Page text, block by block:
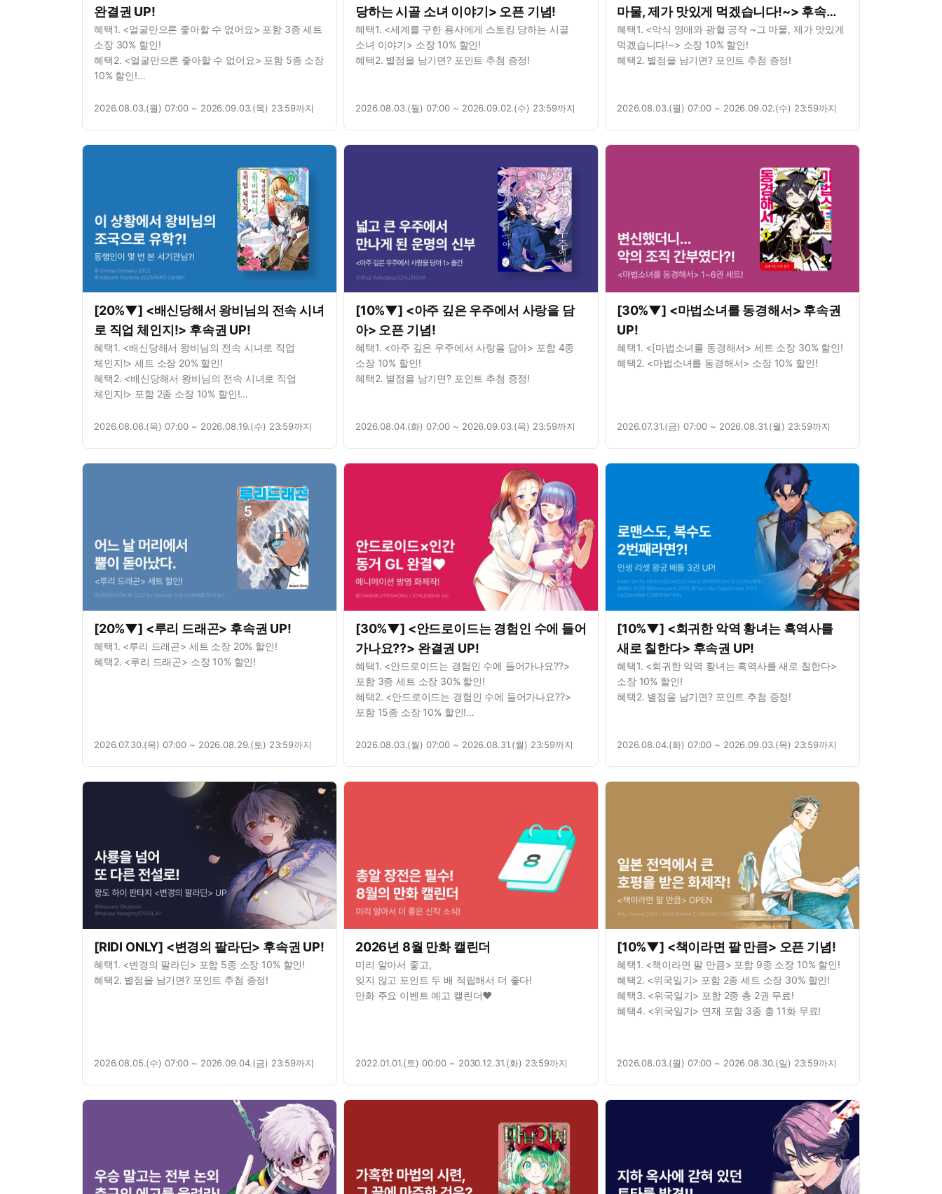
완결권 UP!
혜택1. <얼굴만으론 좋아할 수 없어요> 포함 3종 세트
소장 30% 할인!
혜택2. <얼굴만으론 좋아할 수 없어요> 포함 5종 소장
10% 할인!
혜택4. <얼굴만으론 좋아할 수 없어요> 연재 포함 3종
2026.08.03.(월) 07:00 ~ 2026.09.03.(목) 23:59까지
당하는 시골 소녀 이야기> 오픈 기념!
혜택1. <세계를 구한 용사에게 스토킹 당하는 시골
소녀 이야기> 소장 10% 할인!
혜택2. 별점을 남기면? 포인트 추첨 증정!
2026.08.03.(월) 07:00 ~ 2026.09.02.(수) 23:59까지
마물, 제가 맛있게 먹겠습니다!~> 후속권
UP!
혜택1. <악식 영애와 광혈 공작 ~그 마물, 제가 맛있게
먹겠습니다!~> 소장 10% 할인!
혜택2. 별점을 남기면? 포인트 추첨 증정!
2026.08.03.(월) 07:00 ~ 2026.09.02.(수) 23:59까지
[20%▼] <배신당해서 왕비님의 전속 시녀
로 직업 체인지!> 후속권 UP!
혜택1. <배신당해서 왕비님의 전속 시녀로 직업
체인지!> 세트 소장 20% 할인!
혜택2. <배신당해서 왕비님의 전속 시녀로 직업
체인지!> 포함 2종 소장 10% 할인!
체인지!> 포함 2종 대여 10% 할인!
2026.08.06.(목) 07:00 ~ 2026.08.19.(수) 23:59까지
[10%▼] <아주 깊은 우주에서 사랑을 담
아> 오픈 기념!
혜택1. <아주 깊은 우주에서 사랑을 담아> 포함 4종
소장 10% 할인!
혜택2. 별점을 남기면? 포인트 추첨 증정!
2026.08.04.(화) 07:00 ~ 2026.09.03.(목) 23:59까지
[30%▼] <마법소녀를 동경해서> 후속권
UP!
혜택1. <[마법소녀를 동경해서> 세트 소장 30% 할인!
혜택2. <마법소녀를 동경해서> 소장 10% 할인!
2026.07.31.(금) 07:00 ~ 2026.08.31.(월) 23:59까지
[20%▼] <루리 드래곤> 후속권 UP!
혜택1. <루리 드래곤> 세트 소장 20% 할인!
혜택2. <루리 드래곤> 소장 10% 할인!
2026.07.30.(목) 07:00 ~ 2026.08.29.(토) 23:59까지
[30%▼] <안드로이드는 경험인 수에 들어
가나요??> 완결권 UP!
혜택1. <안드로이드는 경험인 수에 들어가나요??>
포함 3종 세트 소장 30% 할인!
혜택2. <안드로이드는 경험인 수에 들어가나요??>
포함 15종 소장 10% 할인!
2026.08.03.(월) 07:00 ~ 2026.08.31.(월) 23:59까지
[10%▼] <회귀한 악역 황녀는 흑역사를
새로 칠한다> 후속권 UP!
혜택1. <회귀한 악역 황녀는 흑역사를 새로 칠한다>
소장 10% 할인!
혜택2. 별점을 남기면? 포인트 추첨 증정!
2026.08.04.(화) 07:00 ~ 2026.09.03.(목) 23:59까지
[RIDI ONLY] <변경의 팔라딘> 후속권 UP!
혜택1. <변경의 팔라딘> 포함 5종 소장 10% 할인!
혜택2. 별점을 남기면? 포인트 추첨 증정!
2026.08.05.(수) 07:00 ~ 2026.09.04.(금) 23:59까지
2026년 8월 만화 캘린더
미리 알아서 좋고,
잊지 않고 포인트 두 배 적립해서 더 좋다!
만화 주요 이벤트 예고 캘린더♥
2022.01.01.(토) 00:00 ~ 2030.12.31.(화) 23:59까지
[10%▼] <책이라면 팔 만큼> 오픈 기념!
혜택1. <책이라면 팔 만큼> 포함 9종 소장 10% 할인!
혜택2. <위국일기> 포함 2종 세트 소장 30% 할인!
혜택3. <위국일기> 포함 2종 총 2권 무료!
혜택4. <위국일기> 연재 포함 3종 총 11화 무료!
2026.08.03.(월) 07:00 ~ 2026.08.30.(일) 23:59까지